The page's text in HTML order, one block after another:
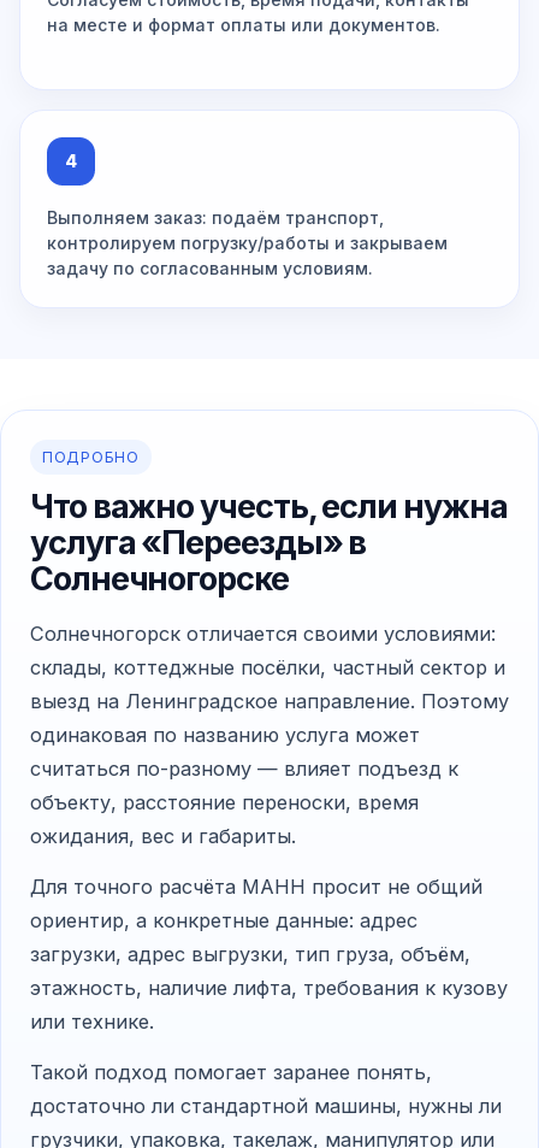
на месте и формат оплаты или документов.
4
Выполняем заказ: подаём транспорт,
контролируем погрузку/работы и закрываем
задачу по согласованным условиям.
ПОДРОБНО
Что важно учесть, если нужна
услуга «Переезды» в
Солнечногорске
Солнечногорск отличается своими условиями:
склады, коттеджные посёлки, частный сектор и
выезд на Ленинградское направление. Поэтому
одинаковая по названию услуга может
считаться по-разному — влияет подъезд к
объекту, расстояние переноски, время
ожидания, вес и габариты.
Для точного расчёта МАНН просит не общий
ориентир, а конкретные данные: адрес
загрузки, адрес выгрузки, тип груза, объём,
этажность, наличие лифта, требования к кузову
или технике.
Такой подход помогает заранее понять,
достаточно ли стандартной машины, нужны ли
грузчики, упаковка, такелаж, манипулятор или